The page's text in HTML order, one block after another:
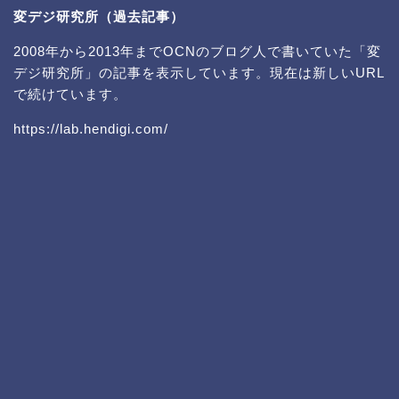
変デジ研究所（過去記事）
2008年から2013年までOCNのブログ人で書いていた「変
デジ研究所」の記事を表示しています。現在は新しいURL
で続けています。
https://lab.hendigi.com/